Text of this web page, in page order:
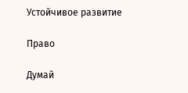
Устойчивое развитие
Право
Думай